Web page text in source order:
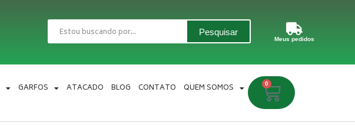
Pesquisar
Pesquisar
Meus pedidos
GARFOS ATACADO BLOG CONTATO QUEM SOMOS 0
Carrinho